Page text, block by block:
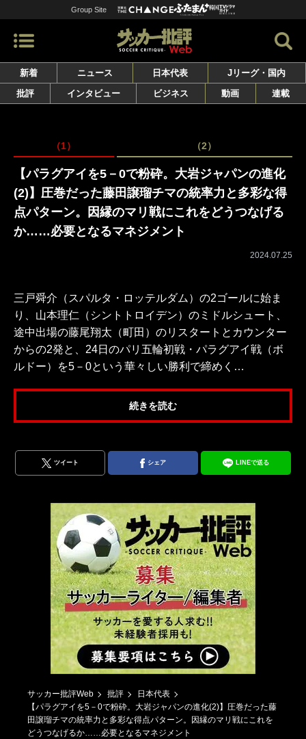
Group Site
新着 ニュース 日本代表
Jリーグ・国内
批評
インタビュー ビジネス 動画 連載
（1） （2）
【パラグアイを5－0で粉砕。大岩ジャパンの進化
(2)】圧巻だった藤田譲瑠チマの統率力と多彩な得
点パターン。因縁のマリ戦にこれをどうつなげる
か……必要となるマネジメント
2024.07.25
三戸舜介（スパルタ・ロッテルダム）の2ゴールに始ま
り、山本理仁（シントトロイデン）のミドルシュート、
途中出場の藤尾翔太（町田）のリスタートとカウンター
からの2発と、24日のパリ五輪初戦・パラグアイ戦（ボ
ルドー）を5－0という華々しい勝利で締めく…
続きを読む
ツイート シェア LINEで送る
サッカー批評Web 批評
日本代表
【パラグアイを5－0で粉砕。大岩ジャパンの進化(2)】圧巻だった藤
田譲瑠チマの統率力と多彩な得点パターン。因縁のマリ戦にこれを
どうつなげるか……必要となるマネジメント